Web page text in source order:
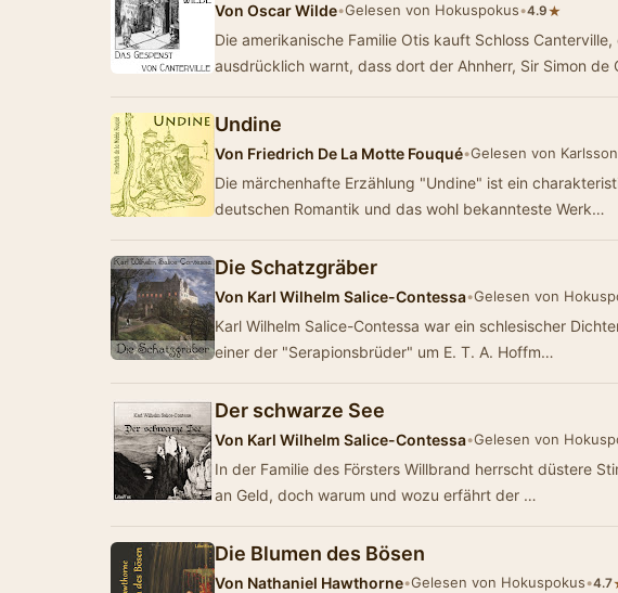
Von Oscar Wilde•Gelesen von Hokuspokus•4.9★
Die amerikanische Familie Otis kauft Schloss
ausdrücklich warnt, dass dort der Ahnherr, Sir Simon de
Undine
Von Friedrich De La Motte Fouqué•Gelesen von Karlsson
Die märchenhafte Erzählung "Undine" ist ein
deutschen Romantik und das wohl bekannteste Werk…
Die Schatzgräber
Von Karl Wilhelm Salice-Contessa•Gelesen von
Karl Wilhelm Salice-Contessa war ein schlesischer Dichter der Romantik. Er war
einer der "Serapionsbrüder" um E. T. A. Hoffm…
Der schwarze See
Von Karl Wilhelm Salice-Contessa•Gelesen von
In der Familie des Försters Willbrand herrscht düstere Stimmung.
an Geld, doch warum und wozu erfährt der …
Die Blumen des Bösen
Von Nathaniel Hawthorne•Gelesen von Hokuspokus•4.7